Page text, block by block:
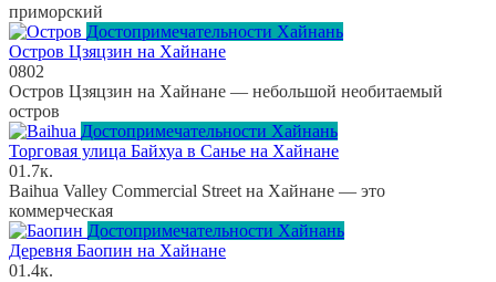
приморский
Достопримечательности Хайнань
Остров Цзяцзин на Хайнане
0802
Остров Цзяцзин на Хайнане — небольшой необитаемый
остров
Достопримечательности Хайнань
Торговая улица Байхуа в Санье на Хайнане
01.7к.
Baihua Valley Commercial Street на Хайнане — это
коммерческая
Достопримечательности Хайнань
Деревня Баопин на Хайнане
01.4к.